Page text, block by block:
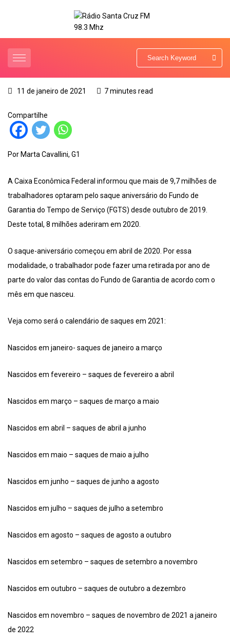
11 de janeiro de 2021 7 minutes read
Compartilhe
Por Marta Cavallini, G1
A Caixa Econômica Federal informou que mais de 9,7 milhões de
trabalhadores optaram pelo saque aniversário do Fundo de
Garantia do Tempo de Serviço (FGTS) desde outubro de 2019.
Deste total, 8 milhões aderiram em 2020.
O saque-aniversário começou em abril de 2020. Por essa
modalidade, o trabalhador pode fazer uma retirada por ano de
parte do valor das contas do Fundo de Garantia de acordo com o
mês em que nasceu.
Veja como será o calendário de saques em 2021:
Nascidos em janeiro- saques de janeiro a março
Nascidos em fevereiro – saques de fevereiro a abril
Nascidos em março – saques de março a maio
Nascidos em abril – saques de abril a junho
Nascidos em maio – saques de maio a julho
Nascidos em junho – saques de junho a agosto
Nascidos em julho – saques de julho a setembro
Nascidos em agosto – saques de agosto a outubro
Nascidos em setembro – saques de setembro a novembro
Nascidos em outubro – saques de outubro a dezembro
Nascidos em novembro – saques de novembro de 2021 a janeiro
de 2022